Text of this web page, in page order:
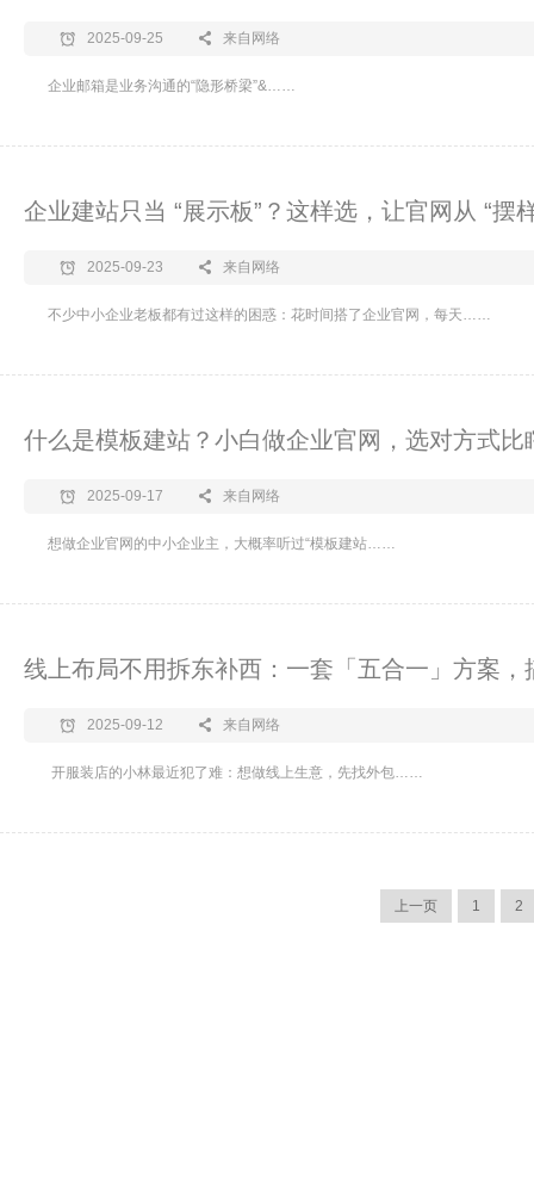
2025-09-25 来自网络
​企业邮箱是业务沟通的“隐形桥梁”&……
企业建站只当 “展示板”？这样选，让官网从 “摆
2025-09-23 来自网络
​不少中小企业老板都有过这样的困惑：花时间搭了企业官网，每天……
什么是模板建站？小白做企业官网，选对方式比
2025-09-17 来自网络
​想做企业官网的中小企业主，大概率听过“模板建站……
线上布局不用拆东补西：一套「五合一」方案，
2025-09-12 来自网络
开服装店的小林最近犯了难：想做线上生意，先找外包……
上一页 1 2